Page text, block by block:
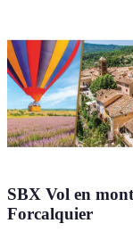
SBX Vol en
Forcalquier